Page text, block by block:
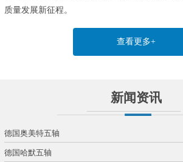
质量发展新征程。
查看更多+
新闻资讯
德国奥美特五轴
德国哈默五轴